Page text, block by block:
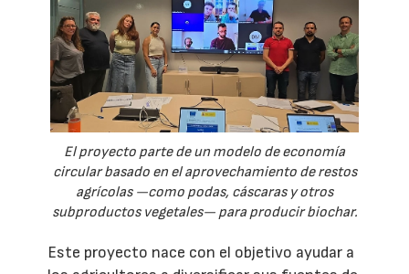
El proyecto parte de un modelo de economía
circular basado en el aprovechamiento de restos
agrícolas —como podas, cáscaras y otros
subproductos vegetales— para producir biochar.
Este proyecto nace con el objetivo ayudar a